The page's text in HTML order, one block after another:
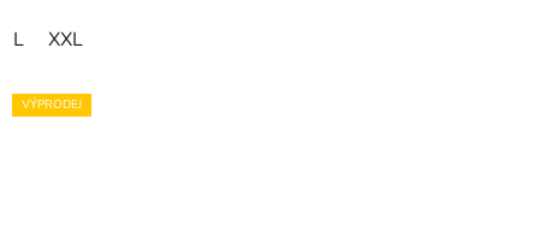
L XXL
VÝPRODEJ